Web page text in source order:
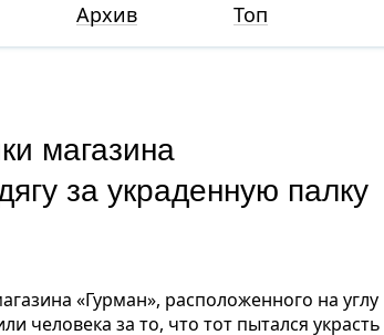
Архив Топ
магазина
за украденную палку
«Гурман», расположенного на углу
человека за то, что тот пытался украсть